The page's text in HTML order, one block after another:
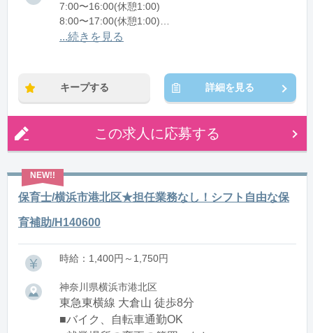
7:00〜16:00(休憩1:00)
8:00〜17:00(休憩1:00)
12:00〜21:00(休憩1:00)
...続きを見る
キープする 詳細を見る
この求人に応募する
保育士/横浜市港北区★担任業務なし！シフト自由な保
育補助/H140600
時給：1,400円～1,750円
神奈川県横浜市港北区
東急東横線 大倉山 徒歩8分
■バイク、自転車通勤OK